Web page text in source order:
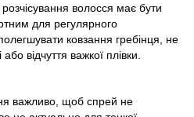
волосся має бути
для регулярного
ковзання гребінця, не
відчуття важкої плівки.
важливо, щоб спрей не